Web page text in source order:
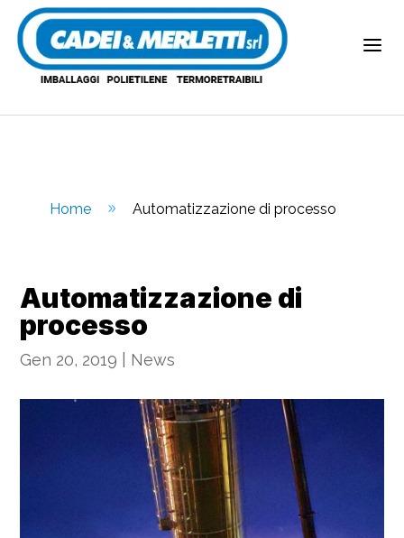
a
Home 9 Automatizzazione di processo
Automatizzazione di
processo
Gen 20, 2019 News